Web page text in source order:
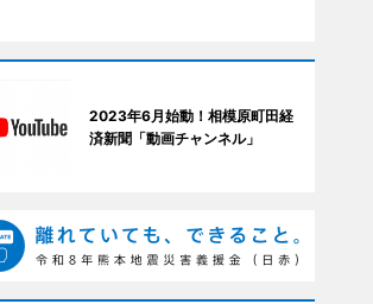
2023年6月始動！相模原町田経
済新聞「動画チャンネル」